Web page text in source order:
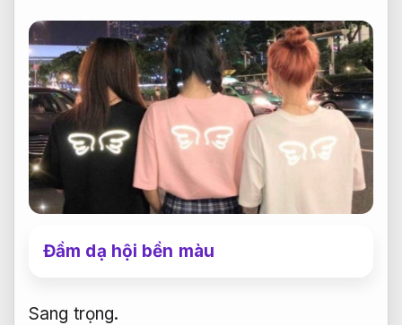
Đầm dạ hội bền màu
Sang trọng.